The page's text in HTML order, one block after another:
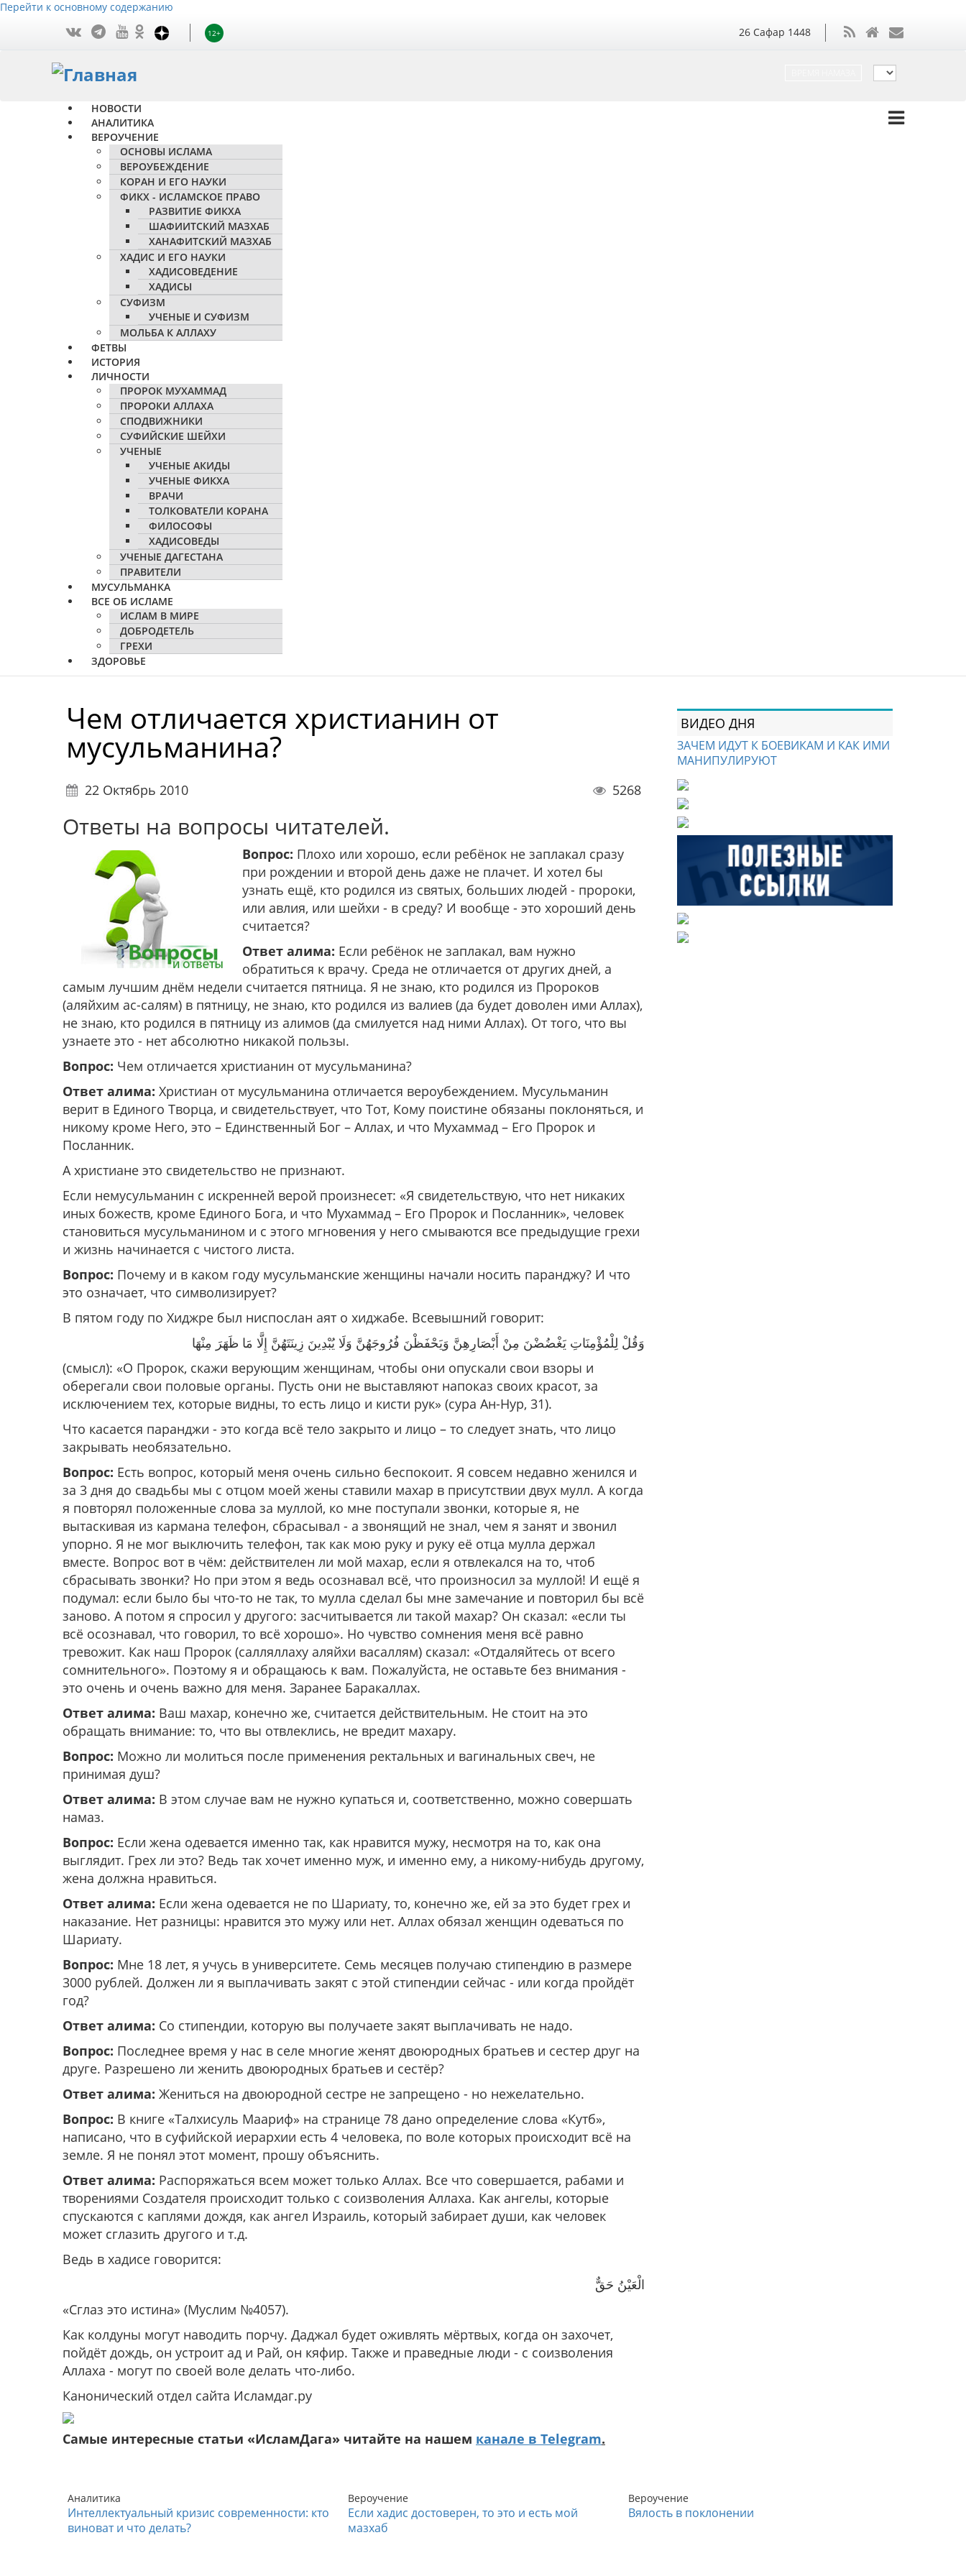
Перейти к основному содержанию
12+ 26 Сафар 1448
НОВОСТИ
АНАЛИТИКА
ВЕРОУЧЕНИЕ
ОСНОВЫ ИСЛАМА
ВЕРОУБЕЖДЕНИЕ
КОРАН И ЕГО НАУКИ
ФИКХ - ИСЛАМСКОЕ ПРАВО
РАЗВИТИЕ ФИКХА
ШАФИИТСКИЙ МАЗХАБ
ХАНАФИТСКИЙ МАЗХАБ
ХАДИС И ЕГО НАУКИ
ХАДИСОВЕДЕНИЕ
ХАДИСЫ
СУФИЗМ
УЧЕНЫЕ И СУФИЗМ
МОЛЬБА К АЛЛАХУ
ФЕТВЫ
ИСТОРИЯ
ЛИЧНОСТИ
ПРОРОК МУХАММАД
ПРОРОКИ АЛЛАХА
СПОДВИЖНИКИ
СУФИЙСКИЕ ШЕЙХИ
УЧЕНЫЕ
УЧЕНЫЕ АКИДЫ
УЧЕНЫЕ ФИКХА
ВРАЧИ
ТОЛКОВАТЕЛИ КОРАНА
ФИЛОСОФЫ
ХАДИСОВЕДЫ
УЧЕНЫЕ ДАГЕСТАНА
ПРАВИТЕЛИ
МУСУЛЬМАНКА
ВСЕ ОБ ИСЛАМЕ
ИСЛАМ В МИРЕ
ДОБРОДЕТЕЛЬ
ГРЕХИ
ЗДОРОВЬЕ
Чем отличается христианин от
мусульманина?
22 Октябрь 2010 5268
Ответы на вопросы читателей.
Вопрос: Плохо или хорошо, если ребёнок не заплакал сразу
при рождении и второй день даже не плачет. И хотел бы
узнать ещё, кто родился из святых, больших людей - пророки,
или авлия, или шейхи - в среду? И вообще - это хороший день
считается?
Ответ алима: Если ребёнок не заплакал, вам нужно
обратиться к врачу. Среда не отличается от других дней, а
самым лучшим днём недели считается пятница. Я не знаю, кто родился из Пророков
(аляйхим ас-салям) в пятницу, не знаю, кто родился из валиев (да будет доволен ими Аллах),
не знаю, кто родился в пятницу из алимов (да смилуется над ними Аллах). От того, что вы
узнаете это - нет абсолютно никакой пользы.
Вопрос: Чем отличается христианин от мусульманина?
Ответ алима: Христиан от мусульманина отличается вероубеждением. Мусульманин
верит в Единого Творца, и свидетельствует, что Тот, Кому поистине обязаны поклоняться, и
никому кроме Него, это – Единственный Бог – Аллах, и что Мухаммад – Его Пророк и
Посланник.
А христиане это свидетельство не признают.
Если немусульманин с искренней верой произнесет: «Я свидетельствую, что нет никаких
иных божеств, кроме Единого Бога, и что Мухаммад – Его Пророк и Посланник», человек
становиться мусульманином и с этого мгновения у него смываются все предыдущие грехи
и жизнь начинается с чистого листа.
Вопрос: Почему и в каком году мусульманские женщины начали носить паранджу? И что
это означает, что символизирует?
В пятом году по Хиджре был ниспослан аят о хиджабе. Всевышний говорит:
وَقُلْ لِلْمُؤْمِنَاتِ يَغْضُضْنَ مِنْ أَبْصَارِهِنَّ وَيَحْفَظْنَ فُرُوجَهُنَّ وَلَا يُبْدِينَ زِينَتَهُنَّ إِلَّا مَا ظَهَرَ مِنْهَا
(смысл): «О Пророк, скажи верующим женщинам, чтобы они опускали свои взоры и
оберегали свои половые органы. Пусть они не выставляют напоказ своих красот, за
исключением тех, которые видны, то есть лицо и кисти рук» (сура Ан-Нур, 31).
Что касается паранджи - это когда всё тело закрыто и лицо – то следует знать, что лицо
закрывать необязательно.
Вопрос: Есть вопрос, который меня очень сильно беспокоит. Я совсем недавно женился и
за 3 дня до свадьбы мы с отцом моей жены ставили махар в присутствии двух мулл. А когда
я повторял положенные слова за муллой, ко мне поступали звонки, которые я, не
вытаскивая из кармана телефон, сбрасывал - а звонящий не знал, чем я занят и звонил
упорно. Я не мог выключить телефон, так как мою руку и руку её отца мулла держал
вместе. Вопрос вот в чём: действителен ли мой махар, если я отвлекался на то, чтоб
сбрасывать звонки? Но при этом я ведь осознавал всё, что произносил за муллой! И ещё я
подумал: если было бы что-то не так, то мулла сделал бы мне замечание и повторил бы всё
заново. А потом я спросил у другого: засчитывается ли такой махар? Он сказал: «если ты
всё осознавал, что говорил, то всё хорошо». Но чувство сомнения меня всё равно
тревожит. Как наш Пророк (салляллаху аляйхи васаллям) сказал: «Отдаляйтесь от всего
сомнительного». Поэтому я и обращаюсь к вам. Пожалуйста, не оставьте без внимания -
это очень и очень важно для меня. Заранее Баракаллах.
Ответ алима: Ваш махар, конечно же, считается действительным. Не стоит на это
обращать внимание: то, что вы отвлеклись, не вредит махару.
Вопрос: Можно ли молиться после применения ректальных и вагинальных свеч, не
принимая душ?
Ответ алима: В этом случае вам не нужно купаться и, соответственно, можно совершать
намаз.
Вопрос: Если жена одевается именно так, как нравится мужу, несмотря на то, как она
выглядит. Грех ли это? Ведь так хочет именно муж, и именно ему, а никому-нибудь другому,
жена должна нравиться.
Ответ алима: Если жена одевается не по Шариату, то, конечно же, ей за это будет грех и
наказание. Нет разницы: нравится это мужу или нет. Аллах обязал женщин одеваться по
Шариату.
Вопрос: Мне 18 лет, я учусь в университете. Семь месяцев получаю стипендию в размере
3000 рублей. Должен ли я выплачивать закят с этой стипендии сейчас - или когда пройдёт
год?
Ответ алима: Со стипендии, которую вы получаете закят выплачивать не надо.
Вопрос: Последнее время у нас в селе многие женят двоюродных братьев и сестер друг на
друге. Разрешено ли женить двоюродных братьев и сестёр?
Ответ алима: Жениться на двоюродной сестре не запрещено - но нежелательно.
Вопрос: В книге «Талхисуль Маариф» на странице 78 дано определение слова «Кутб»,
написано, что в суфийской иерархии есть 4 человека, по воле которых происходит всё на
земле. Я не понял этот момент, прошу объяснить.
Ответ алима: Распоряжаться всем может только Аллах. Все что совершается, рабами и
творениями Создателя происходит только с соизволения Аллаха. Как ангелы, которые
спускаются с каплями дождя, как ангел Израиль, который забирает души, как человек
может сглазить другого и т.д.
Ведь в хадисе говорится:
الْعَيْنُ حَقٌّ
«Сглаз это истина» (Муслим №4057).
Как колдуны могут наводить порчу. Даджал будет оживлять мёртвых, когда он захочет,
пойдёт дождь, он устроит ад и Рай, он кяфир. Также и праведные люди - с соизволения
Аллаха - могут по своей воле делать что-либо.
Канонический отдел сайта Исламдаг.ру
Самые интересные статьи «ИсламДага» читайте на нашем канале в Telegram.
ВИДЕО ДНЯ
ЗАЧЕМ ИДУТ К БОЕВИКАМ И КАК ИМИ
МАНИПУЛИРУЮТ
Аналитика
Интеллектуальный кризис современности: кто
виноват и что делать?
Вероучение
Если хадис достоверен, то это и есть мой
мазхаб
Вероучение
Вялость в поклонении